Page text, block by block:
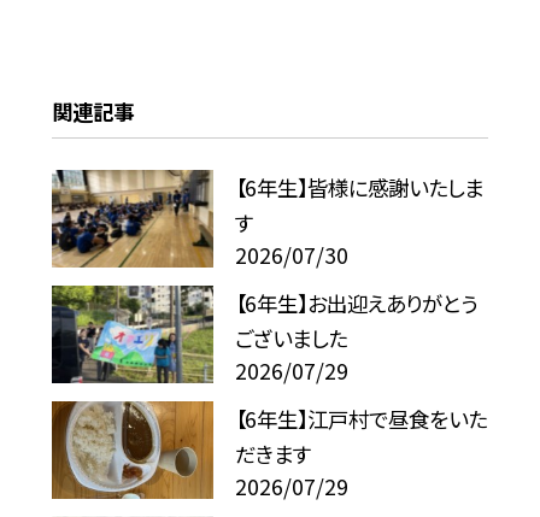
関連記事
【6年生】皆様に感謝いたしま
す
2026/07/30
【6年生】お出迎えありがとう
ございました
2026/07/29
【6年生】江戸村で昼食をいた
だきます
2026/07/29